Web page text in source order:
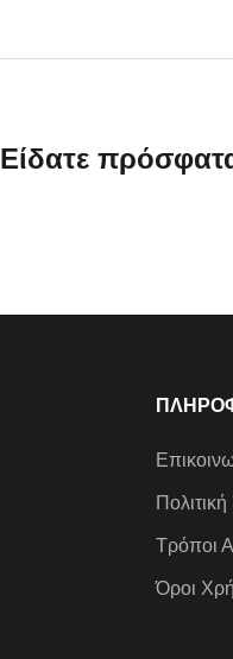
Είδατε
Τρόποι
Όροι